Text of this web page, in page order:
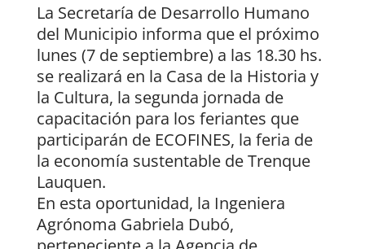
La Secretaría de Desarrollo Humano
del Municipio informa que el próximo
lunes (7 de septiembre) a las 18.30 hs.
se realizará en la Casa de la Historia y
la Cultura, la segunda jornada de
capacitación para los feriantes que
participarán de ECOFINES, la feria de
la economía sustentable de Trenque
Lauquen.
En esta oportunidad, la Ingeniera
Agrónoma Gabriela Dubó,